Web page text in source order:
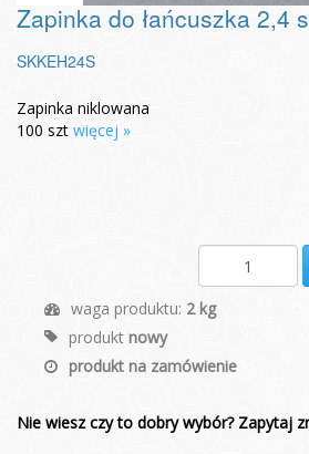
Zapinka do łańcuszka 2,4
SKKEH24S
Zapinka niklowana
100 szt więcej »
waga produktu: 2 kg
produkt nowy
produkt na zamówienie
Nie wiesz czy to dobry wybór? Zapytaj